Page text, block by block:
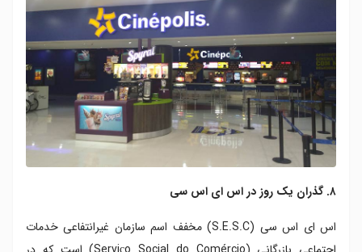
۸. گذران یک روز در اس ای اس سی
اس ای اس سی (S.E.S.C) مخفف اسم سازمان غیرانتفاعی خدمات